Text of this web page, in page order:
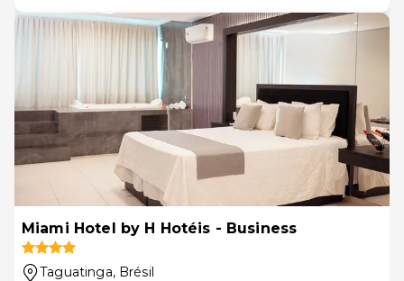
Miami Hotel by H Hotéis - Business
Taguatinga, Brésil